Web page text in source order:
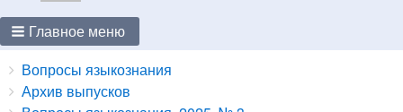
Главное меню
Breadcrumbs
You
are
Вопросы языкознания
Архив выпусков